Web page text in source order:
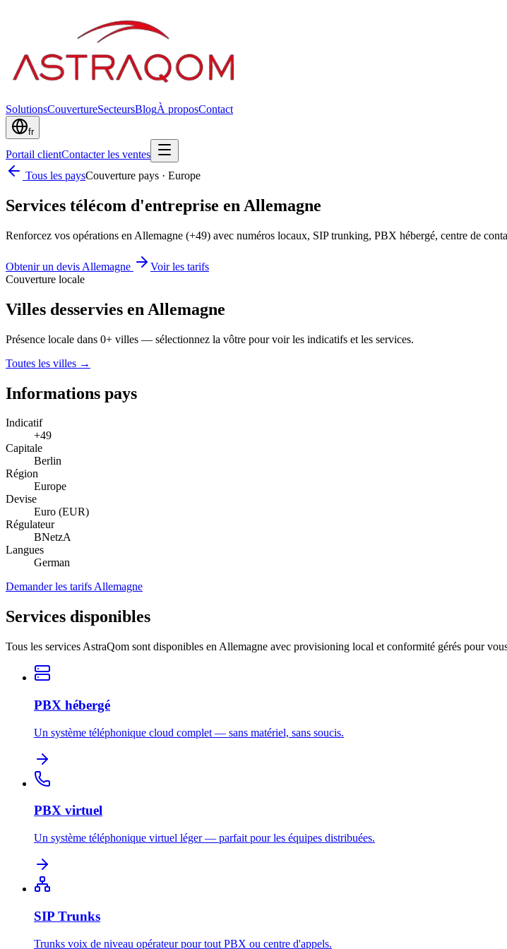
SolutionsCouvertureSecteursBlogÀ proposContact
fr
Portail clientContacter les ventes
Tous les paysCouverture pays · Europe
Services télécom d'entreprise en Allemagne
Renforcez vos opérations en Allemagne (+49) avec numéros locaux, SIP trunking, PBX hébergé, centre de
Obtenir un devis Allemagne
Voir les tarifs
Couverture locale
Villes desservies en Allemagne
Présence locale dans 0+ villes — sélectionnez la vôtre pour voir les indicatifs et les services.
Toutes les villes →
Informations pays
Indicatif
+49
Capitale
Berlin
Région
Europe
Devise
Euro (EUR)
Régulateur
BNetzA
Langues
German
Demander les tarifs Allemagne
Services disponibles
Tous les services AstraQom sont disponibles en Allemagne avec provisioning local et conformité gérés pour
PBX hébergé
Un système téléphonique cloud complet — sans matériel, sans soucis.
PBX virtuel
Un système téléphonique virtuel léger — parfait pour les équipes distribuées.
SIP Trunks
Trunks voix de niveau opérateur pour tout PBX ou centre d'appels.